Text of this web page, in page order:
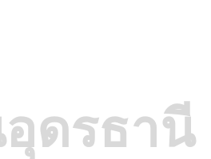
ดรธานี